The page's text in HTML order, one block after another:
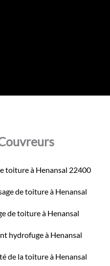
toiture à Henansal 22400
de toiture à Henansal
de toiture à Henansal
hydrofuge à Henansal
de la toiture à Henansal